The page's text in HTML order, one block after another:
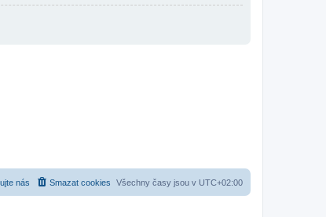
Všechny časy jsou v UTC+02:00
Smazat cookies
nás